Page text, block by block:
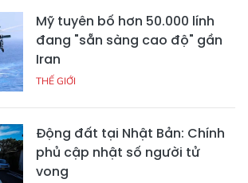
Mỹ tuyên bố hơn 50.000 lính
đang "sẵn sàng cao độ" gần
Iran
THẾ GIỚI
Động đất tại Nhật Bản: Chính
phủ cập nhật số người tử
vong